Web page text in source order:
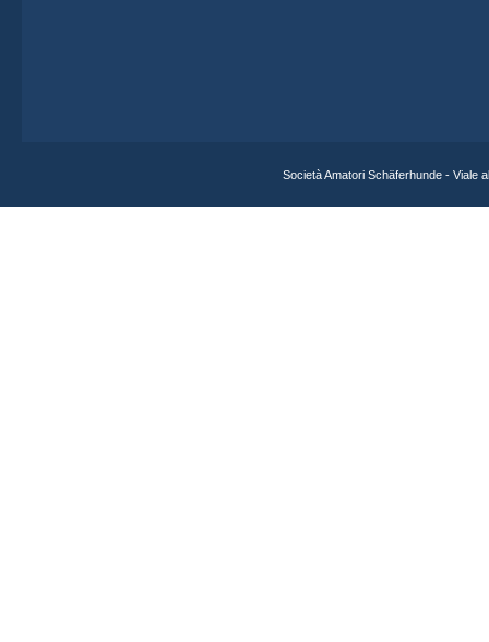
Società Amatori Schäferhunde - Viale